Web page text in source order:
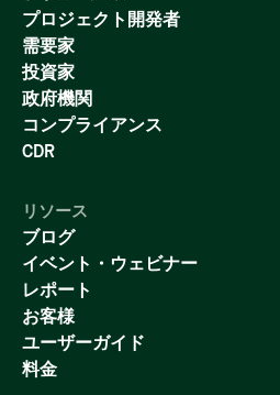
プロジェクト開発者
需要家
投資家
政府機関
コンプライアンス
CDR
リソース
ブログ
イベント・ウェビナー
レポート
お客様
ユーザーガイド
料金